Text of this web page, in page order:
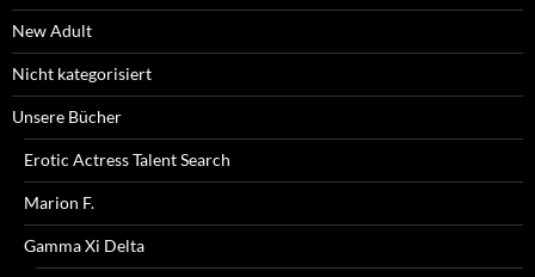
New Adult
Nicht kategorisiert
Unsere Bücher
Erotic Actress Talent Search
Marion F.
Gamma Xi Delta